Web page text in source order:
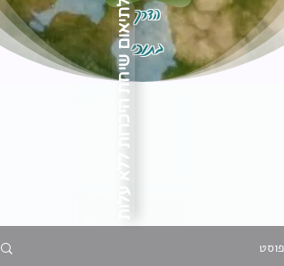
הדרך
בתוכילתיאום שיחת היכרות ללא עלות
פוסט